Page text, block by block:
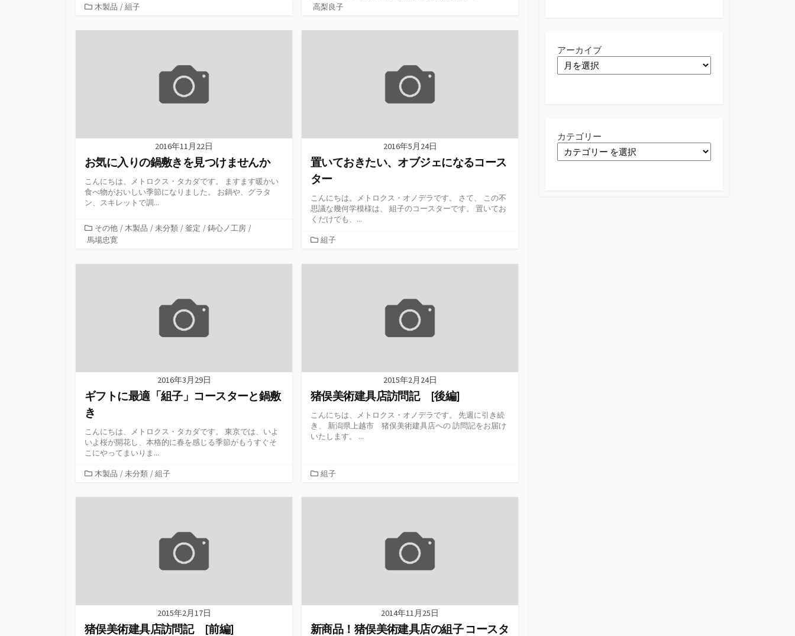
カ
ゴ
木製品 / 組子
テ
リ
高梨良子
2016年11月22日
お気に入りの鍋敷きを見つけませんか
こんにちは、メトロクス・タカダです。 ますます暖かい
食べ物がおいしい季節になりました。 お鍋や、グラタ
ン、スキレットで調...
カ
テ
リ
その他 / 木製品 / 未分類 / 釜定 / 鋳心ノ工房 /
馬場忠寛
2016年5月24日
置いておきたい、オブジェになるコース
ター
こんにちは。メトロクス・オノデラです。 さて、 この不
思議な幾何学模様は、 組子のコースターです。 置いてお
くだけでも、...
カ
ゴ
組子
2016年3月29日
ギフトに最適「組子」コースターと鍋敷
き
こんにちは、メトロクス・タカダです。 東京では、いよ
いよ桜が開花し、本格的に春を感じる季節がもうすぐそ
こにやってまいりま...
カ
ゴ
木製品 / 未分類 / 組子
2015年2月24日
猪俣美術建具店訪問記 [後編]
こんにちは、メトロクス・オノデラです。 先週に引き続
き、 新潟県上越市 猪俣美術建具店への 訪問記をお届け
いたします。 ...
カ
ゴ
組子
2015年2月17日
猪俣美術建具店訪問記 [前編]
2014年11月25日
新商品！猪俣美術建具店の組子 コースタ
アーカイブ
カテゴリー